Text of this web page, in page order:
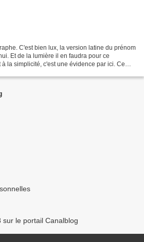
C'est bien lux, la version latine du prénom
Et de la lumière il en faudra pour ce
la simplicité, c'est une évidence par ici. Ce
sur le portail Canalblog